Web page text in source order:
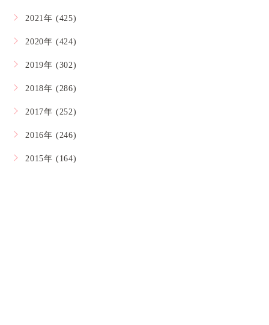
2021年 (425)
2020年 (424)
2019年 (302)
2018年 (286)
2017年 (252)
2016年 (246)
2015年 (164)